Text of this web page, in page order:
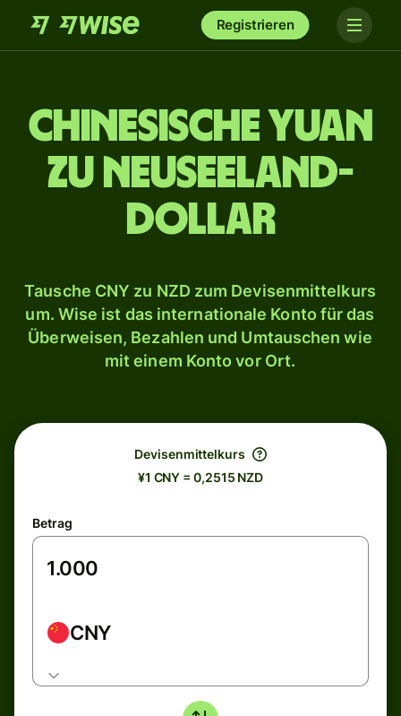
Registrieren
Chinesische Yuan
zu Neuseeland-
Dollar
Tausche CNY zu NZD zum Devisenmittelkurs
um. Wise ist das internationale Konto für das
Überweisen, Bezahlen und Umtauschen wie
mit einem Konto vor Ort.
Devisenmittelkurs
¥1 CNY = 0,2515 NZD
Betrag
CNY